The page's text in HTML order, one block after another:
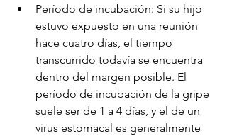
Período de incubación: Si su hijo
estuvo expuesto en una reunión
hace cuatro días, el tiempo
transcurrido todavía se encuentra
dentro del margen posible. El
período de incubación de la gripe
suele ser de 1 a 4 días, y el de un
virus estomacal es generalmente